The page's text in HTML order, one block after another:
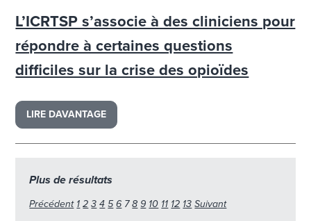
L’ICRTSP s’associe à des cliniciens pour
répondre à certaines questions
difficiles sur la crise des opioïdes
LIRE DAVANTAGE
Plus de résultats
Précédent 1 2 3 4 5 6 7 8 9 10 11 12 13 Suivant